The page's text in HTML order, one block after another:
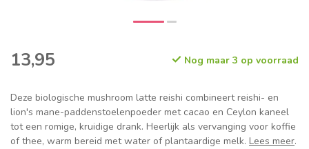
13,95 Nog maar 3 op voorraad
Deze biologische mushroom latte reishi combineert reishi- en
lion's mane-paddenstoelenpoeder met cacao en Ceylon kaneel
tot een romige, kruidige drank. Heerlijk als vervanging voor koffie
of thee, warm bereid met water of plantaardige melk. Lees meer.